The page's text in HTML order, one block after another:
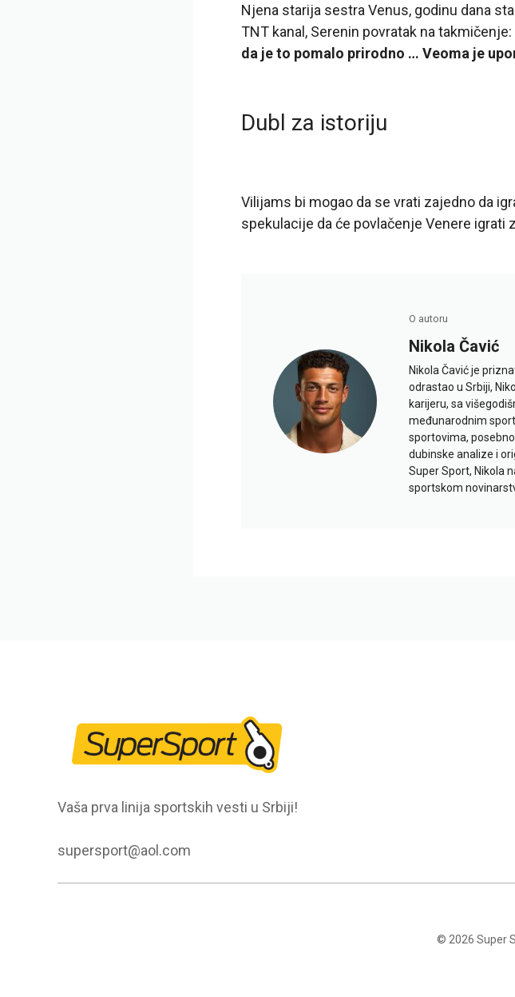
Njena starija sestra Venus, godinu dana
TNT kanal, Serenin povratak na takmičenje:
da je to pomalo prirodno … Veoma je
Dubl za istoriju
Vilijams bi mogao da se vrati zajedno da
spekulacije da će povlačenje Venere igrati
O autoru
Nikola Čavić
Nikola Čavić je
odrastao u Srbiji,
karijeru, sa
međunarodnim
sportovima,
dubinske analize i
Super Sport, Nikola
sportskom
Vaša prva linija sportskih vesti u Srbiji!
supersport@aol.com
© 2026 Super